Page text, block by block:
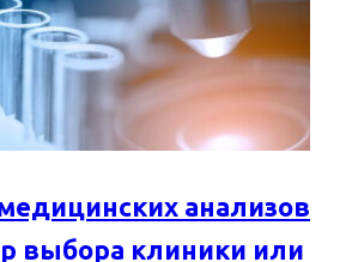
анализов
выбора клиники или